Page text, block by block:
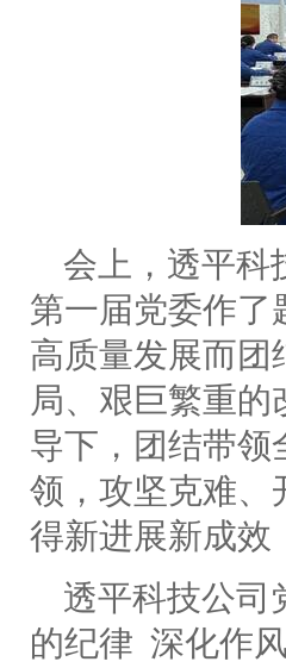
会上，透平科
第一届党委作了
高质量发展而团
局、艰巨繁重
导下，团结带领
领，攻坚克难、
得新进展新成效
透平科技公司
的纪律 深化作